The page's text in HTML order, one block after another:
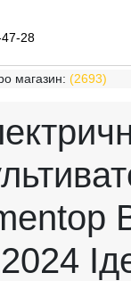
28
магазин: (2693)